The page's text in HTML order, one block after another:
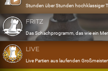
Stunden über Stunden hochklassiger
FRITZ
Das Schachprogramm, das wie ein
LIVE
Live Partien aus laufenden